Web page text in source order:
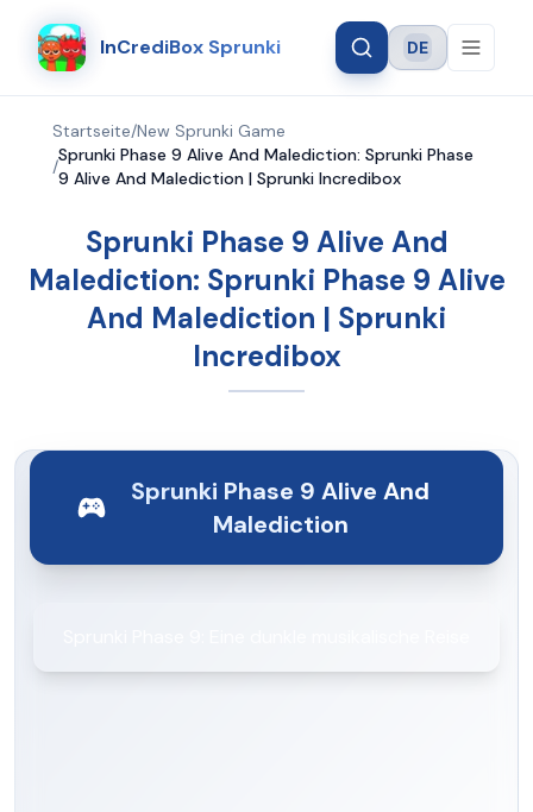
InCrediBox Sprunki Language
DE
Startseite/New Sprunki Game
/
Sprunki Phase 9 Alive And Malediction: Sprunki Phase
9 Alive And Malediction | Sprunki Incredibox
Sprunki Phase 9 Alive And
Malediction: Sprunki Phase 9 Alive
And Malediction | Sprunki
Incredibox
Sprunki Phase 9 Alive And
Malediction